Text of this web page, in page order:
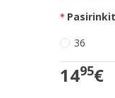
36
1495€